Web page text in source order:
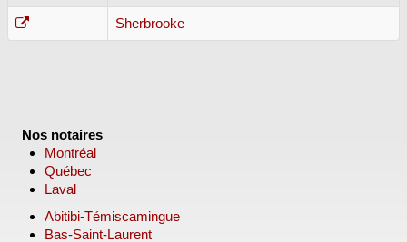
Sherbrooke
Nos notaires
Montréal
Québec
Laval
Abitibi-Témiscamingue
Bas-Saint-Laurent